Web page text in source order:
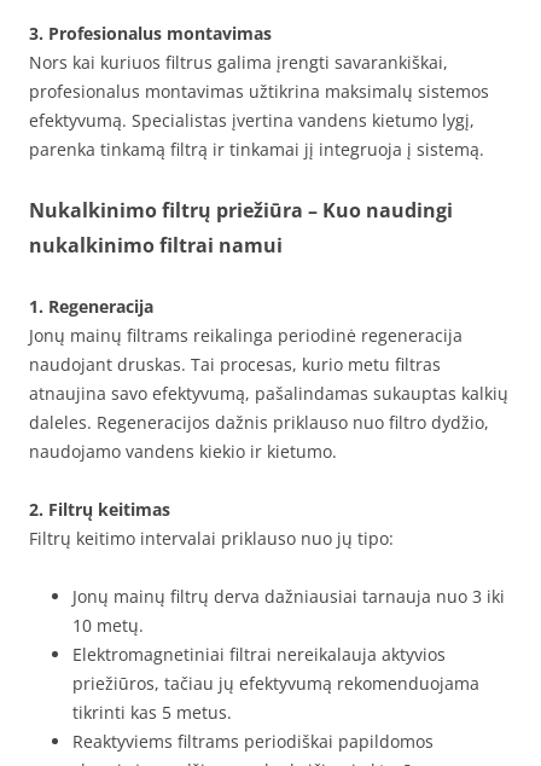
3. Profesionalus montavimas
Nors kai kuriuos filtrus galima įrengti savarankiškai,
profesionalus montavimas užtikrina maksimalų sistemos
efektyvumą. Specialistas įvertina vandens kietumo lygį,
parenka tinkamą filtrą ir tinkamai jį integruoja į sistemą.
Nukalkinimo filtrų priežiūra – Kuo naudingi
nukalkinimo filtrai namui
1. Regeneracija
Jonų mainų filtrams reikalinga periodinė regeneracija
naudojant druskas. Tai procesas, kurio metu filtras
atnaujina savo efektyvumą, pašalindamas sukauptas kalkių
daleles. Regeneracijos dažnis priklauso nuo filtro dydžio,
naudojamo vandens kiekio ir kietumo.
2. Filtrų keitimas
Filtrų keitimo intervalai priklauso nuo jų tipo:
Jonų mainų filtrų derva dažniausiai tarnauja nuo 3 iki
10 metų.
Elektromagnetiniai filtrai nereikalauja aktyvios
priežiūros, tačiau jų efektyvumą rekomenduojama
tikrinti kas 5 metus.
Reaktyviems filtrams periodiškai papildomos